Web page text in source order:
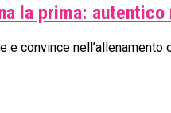
la prima: autentico
e convince